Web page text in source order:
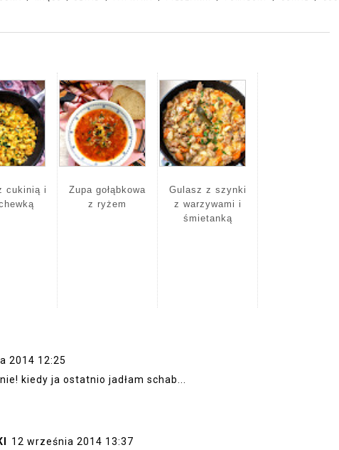
cukinią i
Zupa gołąbkowa
z ryżem
Gulasz z szynki
z warzywami i
śmietanką
2014 12:25
kiedy ja ostatnio jadłam schab...
12 września 2014 13:37